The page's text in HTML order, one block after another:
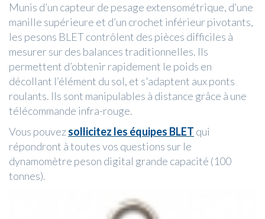
Munis d’un capteur de pesage extensométrique, d’une
manille supérieure et d’un crochet inférieur pivotants,
les pesons BLET contrôlent des pièces difficiles à
mesurer sur des balances traditionnelles. Ils
permettent d’obtenir rapidement le poids en
décollant l’élément du sol, et s'adaptent aux ponts
roulants. Ils sont manipulables à distance grâce à une
télécommande infra-rouge.
Vous pouvezsollicitez les équipes BLET qui
répondront à toutes vos questions sur le
dynamomètre peson digital grande capacité (100
tonnes).